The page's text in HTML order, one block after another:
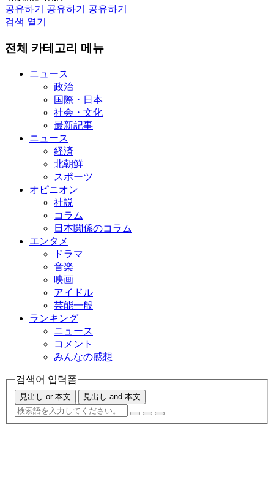
공유하기
공유하기
공유하기
검색 열기
전체 카테고리 메뉴
ニュース
政治
国際・日本
社会・文化
最新記事
ニュース
経済
北朝鮮
スポーツ
オピニオン
社説
コラム
日本関係のコラム
エンタメ
ドラマ
音楽
映画
アイドル
芸能一般
ランキング
ニュース
コメント
みんなの感想
검색어 입력폼
見出し or 本文 見出し and 本文